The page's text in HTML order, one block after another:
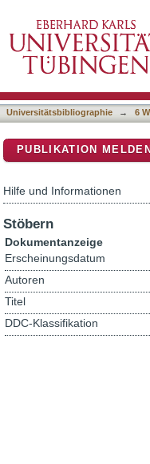
Universitätsbibliographie → 6
PUBLIKATION MELDEN
Hilfe und Informationen
Stöbern
Dokumentanzeige
Erscheinungsdatum
Autoren
Titel
DDC-Klassifikation